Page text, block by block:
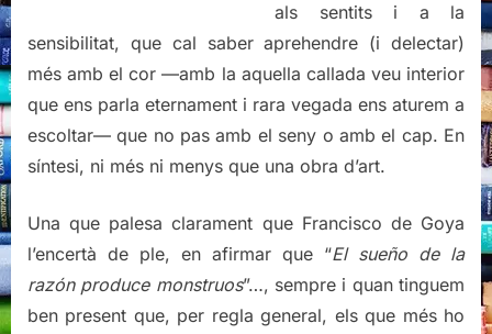
als sentits i a la
sensibilitat, que cal saber aprehendre (i delectar)
més amb el cor —amb la aquella callada veu interior
que ens parla eternament i rara vegada ens aturem a
escoltar— que no pas amb el seny o amb el cap. En
síntesi, ni més ni menys que una obra d’art.
Una que palesa clarament que Francisco de Goya
l’encertà de ple, en afirmar que “El sueño de la
razón produce monstruos”…, sempre i quan tinguem
ben present que, per regla general, els que més ho